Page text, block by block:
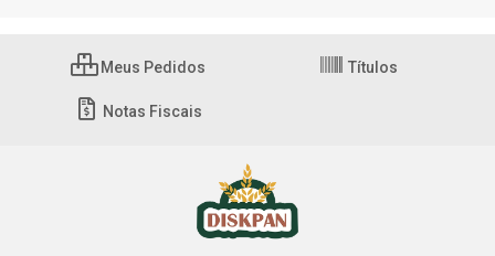
Meus Pedidos Títulos
Notas Fiscais